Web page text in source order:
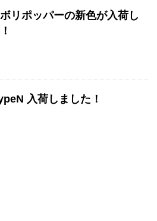
リポッパーの新色が入荷し
入荷しました！